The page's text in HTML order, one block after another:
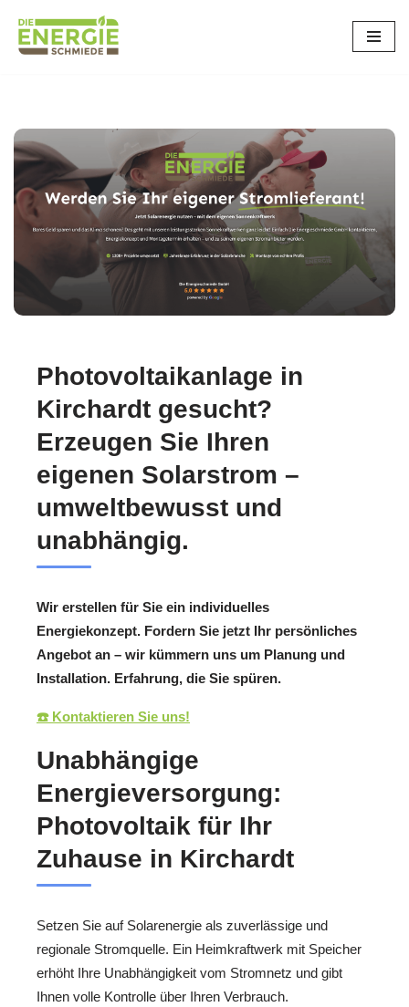
Zum
Photovoltaikanlage in
Kirchardt gesucht?
Erzeugen Sie Ihren
eigenen Solarstrom –
umweltbewusst und
unabhängig.
Wir erstellen für Sie ein individuelles
Energiekonzept. Fordern Sie jetzt Ihr persönliches
Angebot an – wir kümmern uns um Planung und
Installation. Erfahrung, die Sie spüren.
☎️ Kontaktieren Sie uns!
Unabhängige
Energieversorgung:
Photovoltaik für Ihr
Zuhause in Kirchardt
Setzen Sie auf Solarenergie als zuverlässige und
regionale Stromquelle. Ein Heimkraftwerk mit Speicher
erhöht Ihre Unabhängigkeit vom Stromnetz und gibt
Ihnen volle Kontrolle über Ihren Verbrauch.